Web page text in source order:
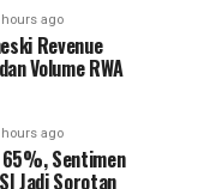
hours ago
Revenue
Volume RWA
hours ago
Sentimen
Jadi Sorotan